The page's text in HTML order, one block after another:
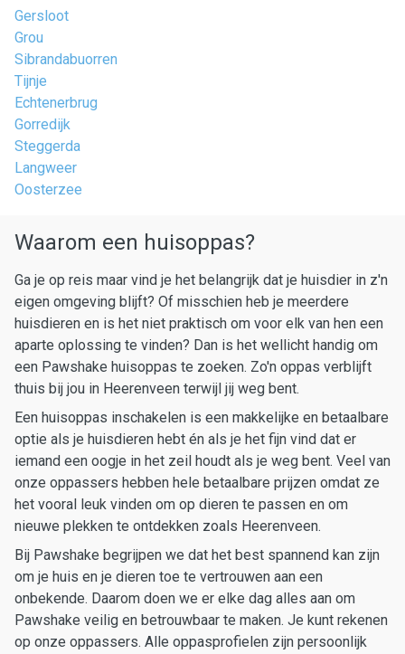
Gersloot
Grou
Sibrandabuorren
Tijnje
Echtenerbrug
Gorredijk
Steggerda
Langweer
Oosterzee
Waarom een huisoppas?
Ga je op reis maar vind je het belangrijk dat je huisdier in z'n
eigen omgeving blijft? Of misschien heb je meerdere
huisdieren en is het niet praktisch om voor elk van hen een
aparte oplossing te vinden? Dan is het wellicht handig om
een Pawshake huisoppas te zoeken. Zo'n oppas verblijft
thuis bij jou in Heerenveen terwijl jij weg bent.
Een huisoppas inschakelen is een makkelijke en betaalbare
optie als je huisdieren hebt én als je het fijn vind dat er
iemand een oogje in het zeil houdt als je weg bent. Veel van
onze oppassers hebben hele betaalbare prijzen omdat ze
het vooral leuk vinden om op dieren te passen en om
nieuwe plekken te ontdekken zoals Heerenveen.
Bij Pawshake begrijpen we dat het best spannend kan zijn
om je huis en je dieren toe te vertrouwen aan een
onbekende. Daarom doen we er elke dag alles aan om
Pawshake veilig en betrouwbaar te maken. Je kunt rekenen
op onze oppassers. Alle oppasprofielen zijn persoonlijk